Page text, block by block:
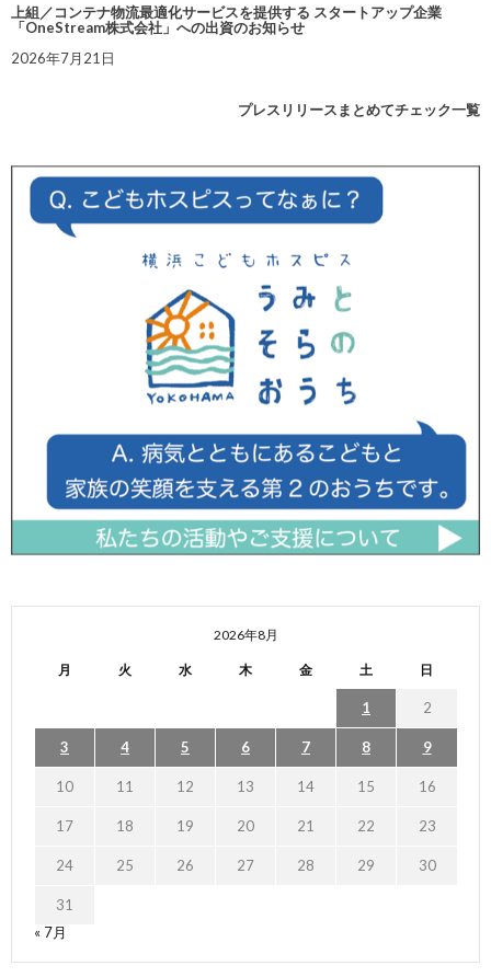
上組／コンテナ物流最適化サービスを提供する スタートアップ企業
「OneStream株式会社」への出資のお知らせ
2026年7月21日
プレスリリースまとめてチェック一覧
2026年8月
月 火 水 木 金 土 日
1 2
3 4 5 6 7 8 9
10 11 12 13 14 15 16
17 18 19 20 21 22 23
24 25 26 27 28 29 30
31
« 7月